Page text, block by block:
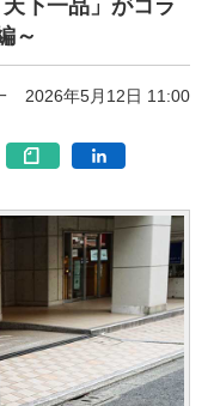
下一品」がコラ
～
2026年5月12日 11:00